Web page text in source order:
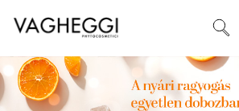
REHYDRA HIDRATÁLÓ SZÉRUM
KONCENTRÁTUM 30ML